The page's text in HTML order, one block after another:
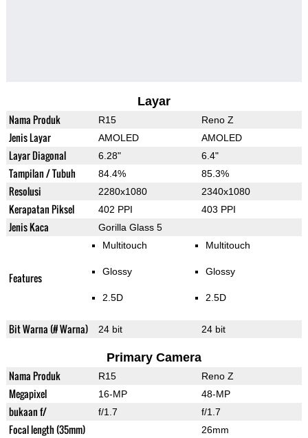
Layar
Nama Produk R15 Reno Z
Jenis Layar AMOLED AMOLED
Layar Diagonal 6.28" 6.4"
Tampilan / Tubuh 84.4% 85.3%
Resolusi 2280x1080 2340x1080
Kerapatan Piksel 402 PPI 403 PPI
Jenis Kaca Gorilla Glass 5
Features
Multitouch
Glossy
2.5D
Multitouch
Glossy
2.5D
Bit Warna (# Warna) 24 bit 24 bit
Primary Camera
Nama Produk R15 Reno Z
Megapixel 16-MP 48-MP
bukaan f/ f/1.7 f/1.7
Focal length (35mm) 26mm